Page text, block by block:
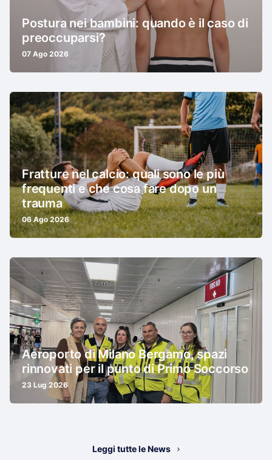
Postura nei bambini: quando è il caso di
preoccuparsi?
07 Ago 2026
Fratture nel calcio: quali sono le più
frequenti e che cosa fare dopo un
trauma
06 Ago 2026
Aeroporto di Milano Bergamo, spazi
rinnovati per il punto di Primo Soccorso
23 Lug 2026
Leggi tutte le News